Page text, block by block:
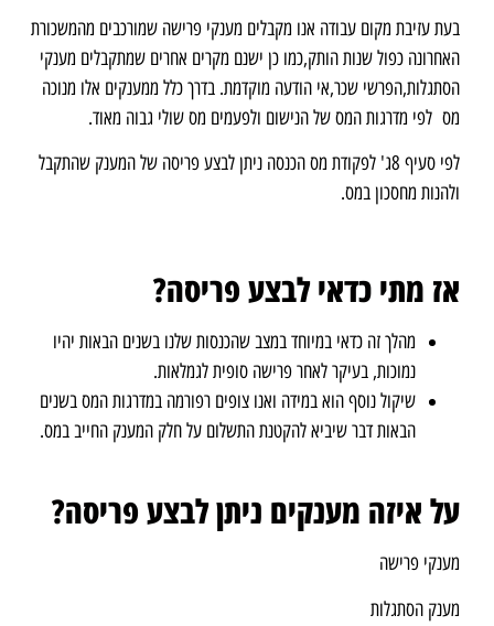
בעת עזיבת מקום עבודה אנו מקבלים מענקי פרישה שמורכבים מהמשכורת
האחרונה כפול שנות הותק,כמו כן ישנם מקרים אחרים שמתקבלים מענקי
הסתגלות,הפרשי שכר,אי הודעה מוקדמת. בדרך כלל ממענקים אלו מנוכה
מס לפי מדרגות המס של הנישום ולפעמים מס שולי גבוה מאוד.
לפי סעיף 8ג' לפקודת מס הכנסה ניתן לבצע פריסה של המענק שהתקבל
ולהנות מחסכון במס.
אז מתי כדאי לבצע פריסה?
מהלך זה כדאי במיוחד במצב שהכנסות שלנו בשנים הבאות יהיו
נמוכות, בעיקר לאחר פרישה סופית לגמלאות.
שיקול נוסף הוא במידה ואנו צופים רפורמה במדרגות המס בשנים
הבאות דבר שיביא להקטנת התשלום על חלק המענק החייב במס.
על איזה מענקים ניתן לבצע פריסה?
מענקי פרישה
מענק הסתגלות